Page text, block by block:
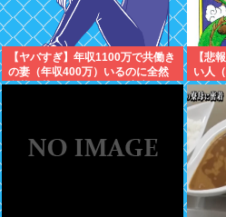
【ヤバすぎ】年収1100万で共働き
の妻（年収400万）いるのに全然
豪華な暮らしできない現実辛すぎ
【悲
い人
い